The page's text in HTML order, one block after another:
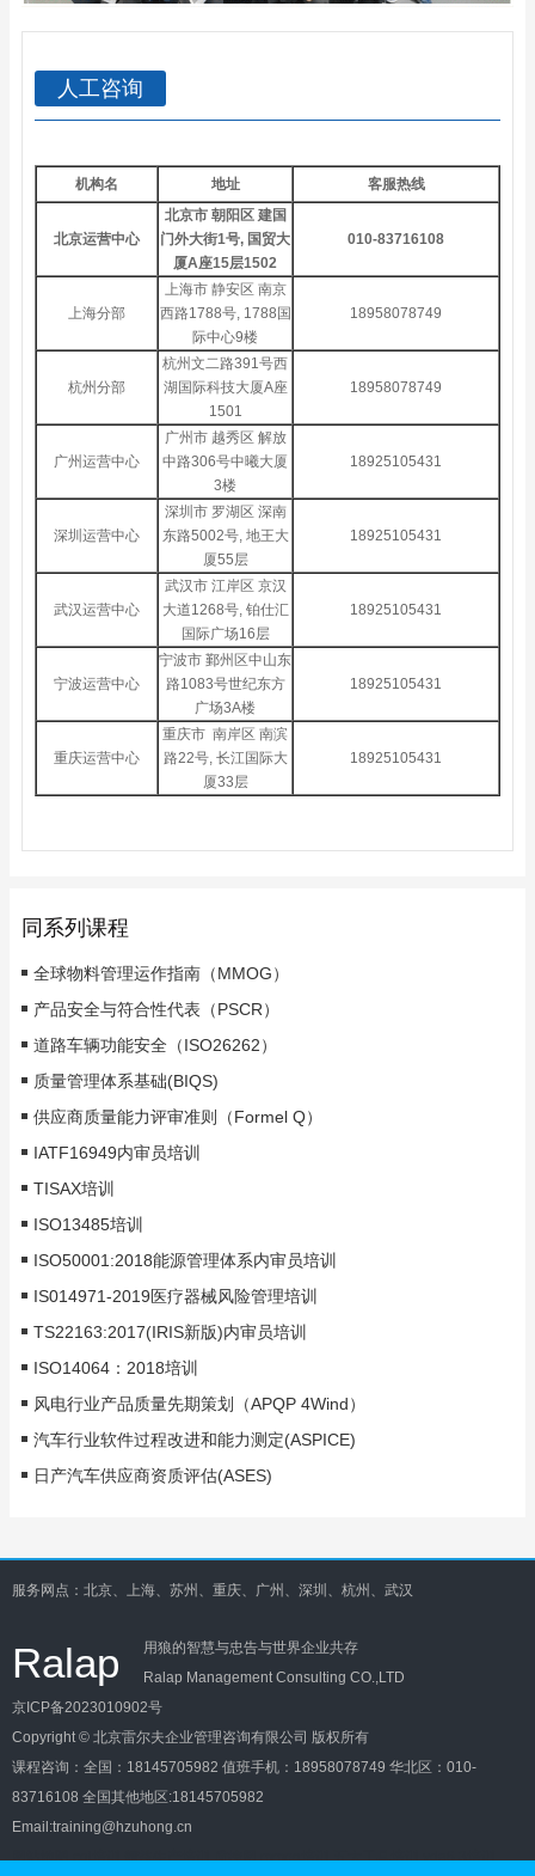
人工咨询
机构名 地址 客服热线
北京运营中心
北京市 朝阳区 建国
门外大街1号, 国贸大
厦A座15层1502
010-83716108
上海分部
上海市 静安区 南京
西路1788号, 1788国
际中心9楼
18958078749
杭州分部
杭州文二路391号西
湖国际科技大厦A座
1501
18958078749
广州运营中心
广州市 越秀区 解放
中路306号中曦大厦
3楼
18925105431
深圳运营中心
深圳市 罗湖区 深南
东路5002号, 地王大
厦55层
18925105431
武汉运营中心
武汉市 江岸区 京汉
大道1268号, 铂仕汇
国际广场16层
18925105431
宁波运营中心
宁波市 鄞州区中山东
路1083号世纪东方
广场3A楼
18925105431
重庆运营中心
重庆市 南岸区 南滨
路22号, 长江国际大
厦33层
18925105431
同系列课程
全球物料管理运作指南（MMOG）
产品安全与符合性代表（PSCR）
道路车辆功能安全（ISO26262）
质量管理体系基础(BIQS)
供应商质量能力评审准则（Formel Q）
IATF16949内审员培训
TISAX培训
ISO13485培训
ISO50001:2018能源管理体系内审员培训
IS014971-2019医疗器械风险管理培训
TS22163:2017(IRIS新版)内审员培训
ISO14064：2018培训
风电行业产品质量先期策划（APQP 4Wind）
汽车行业软件过程改进和能力测定(ASPICE)
日产汽车供应商资质评估(ASES)
服务网点：北京、上海、苏州、重庆、广州、深圳、杭州、武汉
Ralap
用狼的智慧与忠告与世界企业共存
Ralap Management Consulting CO.,LTD
京ICP备2023010902号
Copyright © 北京雷尔夫企业管理咨询有限公司 版权所有
课程咨询： 全国：18145705982 值班手机：18958078749 华北区：010-
83716108 全国其他地区:18145705982
Email:training@hzuhong.cn
网站地图 cqi培训 精益生产培训 质控网 mmog培训 五大工具培训 vda6.3培训